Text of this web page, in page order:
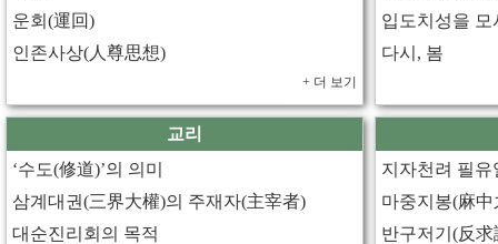
운회(運回)
인존사상(人尊思想)
+ 더 보기
입도치성을 모
다시, 봄
교리
‘수도(修道)’의 의미
삼계대권(三界大權)의 주재자(主宰者)
대순진리회의 목적
지자천려 필
마중지봉(麻中
반구저기(反求